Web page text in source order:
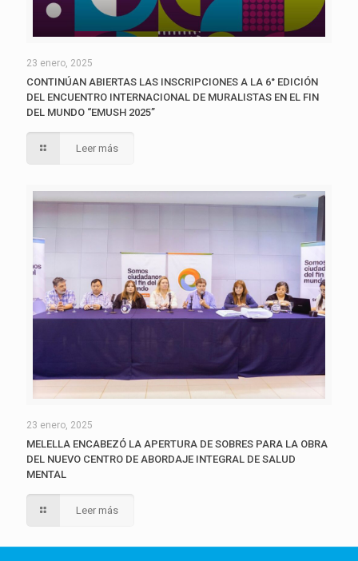
23 enero, 2025
CONTINÚAN ABIERTAS LAS INSCRIPCIONES A LA 6° EDICIÓN
DEL ENCUENTRO INTERNACIONAL DE MURALISTAS EN EL FIN
DEL MUNDO “EMUSH 2025”
Leer más
23 enero, 2025
MELELLA ENCABEZÓ LA APERTURA DE SOBRES PARA LA OBRA
DEL NUEVO CENTRO DE ABORDAJE INTEGRAL DE SALUD
MENTAL
Leer más